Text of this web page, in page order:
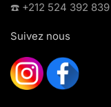
☎️​ +212 524 392 839
Suivez nous